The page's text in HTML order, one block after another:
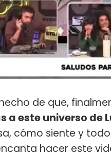
de que,
a este universo de
cómo siente y
hacer este